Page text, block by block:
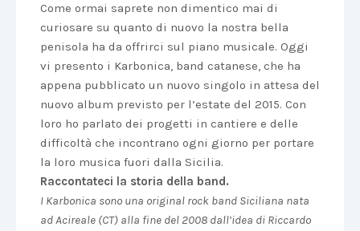
Come ormai saprete non dimentico mai di
curiosare su quanto di nuovo la nostra bella
penisola ha da offrirci sul piano musicale. Oggi
vi presento i Karbonica, band catanese, che ha
appena pubblicato un nuovo singolo in attesa del
nuovo album previsto per l’estate del 2015. Con
loro ho parlato dei progetti in cantiere e delle
difficoltà che incontrano ogni giorno per portare
la loro musica fuori dalla Sicilia.
Raccontateci la storia della band.
I Karbonica sono una original rock band Siciliana nata
ad Acireale (CT) alla fine del 2008 dall’idea di Riccardo